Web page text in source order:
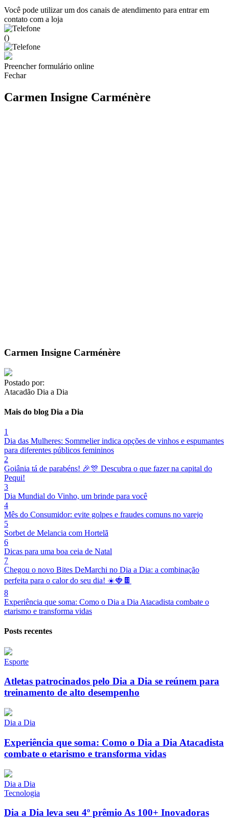
Você pode utilizar um dos canais de atendimento para entrar em
contato com a loja
()
Preencher formulário online
Fechar
Carmen Insigne Carménère
Carmen Insigne Carménère
Postado por:
Atacadão Dia a Dia
Mais do blog Dia a Dia
1
Dia das Mulheres: Sommelier indica opções de vinhos e espumantes
para diferentes públicos femininos
2
Goiânia tá de parabéns! 🎉🎊 Descubra o que fazer na capital do
Pequi!
3
Dia Mundial do Vinho, um brinde para você
4
Mês do Consumidor: evite golpes e fraudes comuns no varejo
5
Sorbet de Melancia com Hortelã
6
Dicas para uma boa ceia de Natal
7
Chegou o novo Bites DeMarchi no Dia a Dia: a combinação
perfeita para o calor do seu dia! ☀️🍓🍫
8
Experiência que soma: Como o Dia a Dia Atacadista combate o
etarismo e transforma vidas
Posts recentes
Esporte
Atletas patrocinados pelo Dia a Dia se reúnem para
treinamento de alto desempenho
Dia a Dia
Experiência que soma: Como o Dia a Dia Atacadista
combate o etarismo e transforma vidas
Dia a Dia
Tecnologia
Dia a Dia leva seu 4º prêmio As 100+ Inovadoras